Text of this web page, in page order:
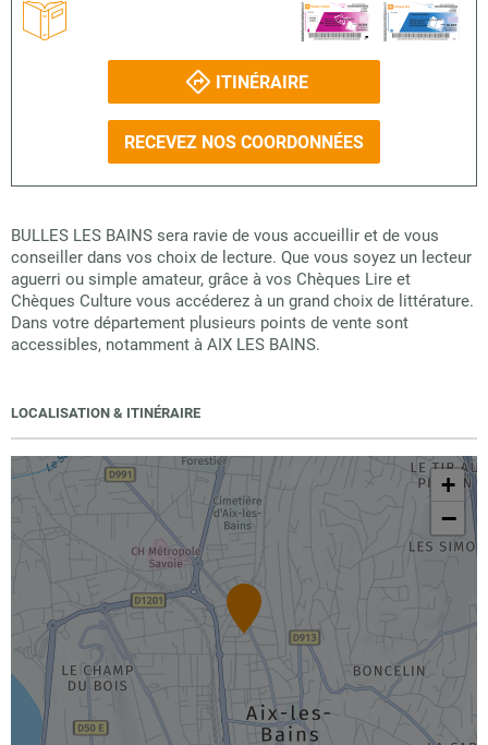
ITINÉRAIRE
RECEVEZ NOS COORDONNÉES
BULLES LES BAINS sera ravie de vous accueillir et de vous
conseiller dans vos choix de lecture. Que vous soyez un lecteur
aguerri ou simple amateur, grâce à vos Chèques Lire et
Chèques Culture vous accéderez à un grand choix de littérature.
Dans votre département plusieurs points de vente sont
accessibles, notamment à AIX LES BAINS.
LOCALISATION & ITINÉRAIRE
+
−